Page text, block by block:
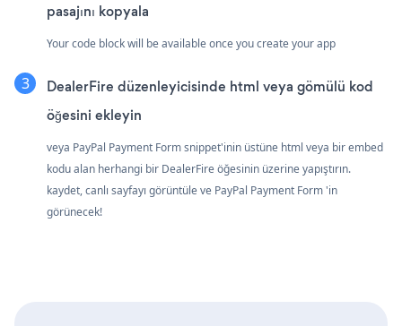
pasajını kopyala
Your code block will be available once you create your app
DealerFire düzenleyicisinde html veya gömülü kod
öğesini ekleyin
veya PayPal Payment Form snippet'inin üstüne html veya bir embed
kodu alan herhangi bir DealerFire öğesinin üzerine yapıştırın.
kaydet, canlı sayfayı görüntüle ve PayPal Payment Form 'in
görünecek!